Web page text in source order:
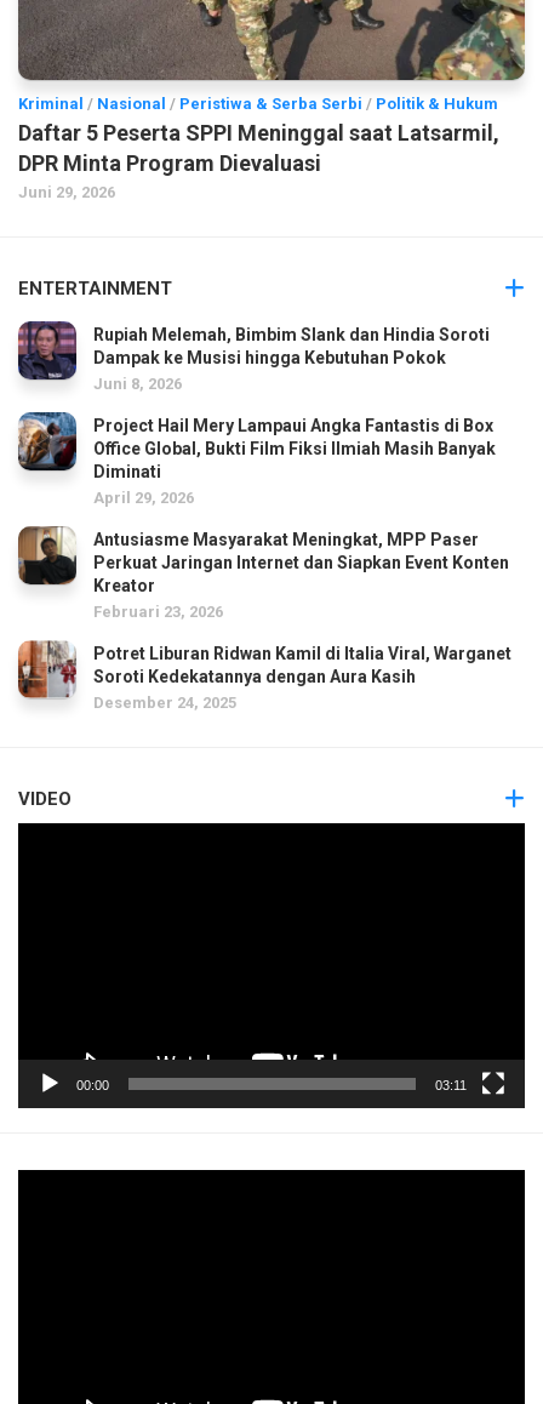
Kriminal / Nasional / Peristiwa & Serba Serbi / Politik & Hukum
Daftar 5 Peserta SPPI Meninggal saat Latsarmil,
DPR Minta Program Dievaluasi
Juni 29, 2026
ENTERTAINMENT
Rupiah Melemah, Bimbim Slank dan Hindia Soroti
Dampak ke Musisi hingga Kebutuhan Pokok
Juni 8, 2026
Project Hail Mery Lampaui Angka Fantastis di Box
Office Global, Bukti Film Fiksi Ilmiah Masih Banyak
Diminati
April 29, 2026
Antusiasme Masyarakat Meningkat, MPP Paser
Perkuat Jaringan Internet dan Siapkan Event Konten
Kreator
Februari 23, 2026
Potret Liburan Ridwan Kamil di Italia Viral, Warganet
Soroti Kedekatannya dengan Aura Kasih
Desember 24, 2025
VIDEO
00:00 03:11